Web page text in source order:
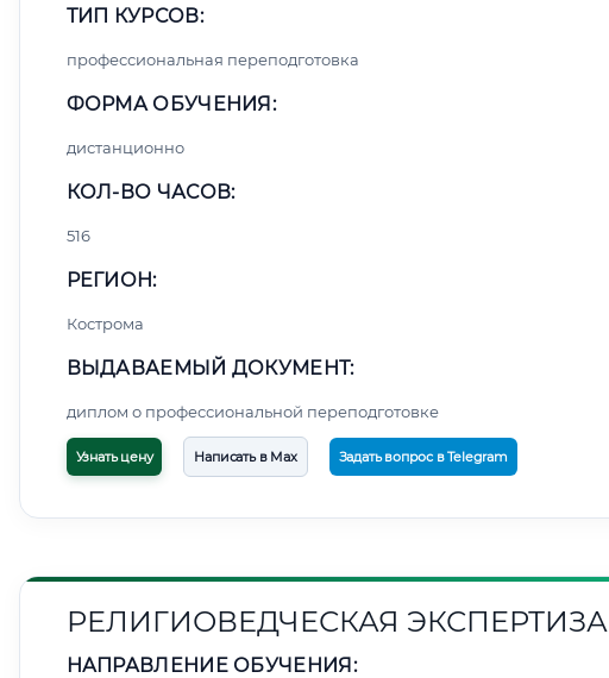
ТИП КУРСОВ:
профессиональная переподготовка
ФОРМА ОБУЧЕНИЯ:
дистанционно
КОЛ-ВО ЧАСОВ:
516
РЕГИОН:
Кострома
ВЫДАВАЕМЫЙ ДОКУМЕНТ:
диплом о профессиональной переподготовке
Узнать цену Написать в Max Задать вопрос в Telegram
РЕЛИГИОВЕДЧЕСКАЯ ЭКСПЕРТИЗА
НАПРАВЛЕНИЕ ОБУЧЕНИЯ: